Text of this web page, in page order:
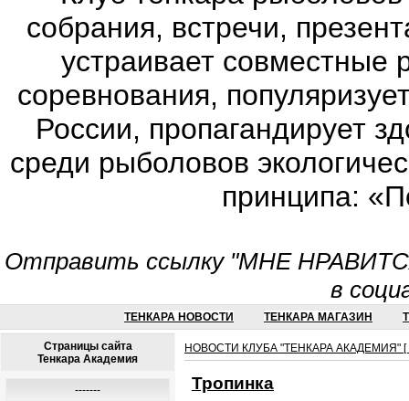
собрания, встречи,
устраивает
соревнования,
России, пропагандирует
среди рыболовов
принципа:
Отправить ссылку "МНЕ
в
ТЕНКАРА НОВОСТИ ТЕНКАРА МАГАЗИН
Страницы сайта
Тенкара Академия
-------
НОВОСТИ КЛУБА "ТЕНКАРА АКАДЕМИЯ" [
Тропинка